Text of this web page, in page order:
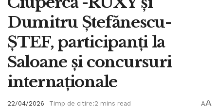
Dumitru Ștefănescu-
ȘTEF, participanți la
Saloane și concursuri
internaționale
22/04/2026 Timp de citire:2 mins read AA